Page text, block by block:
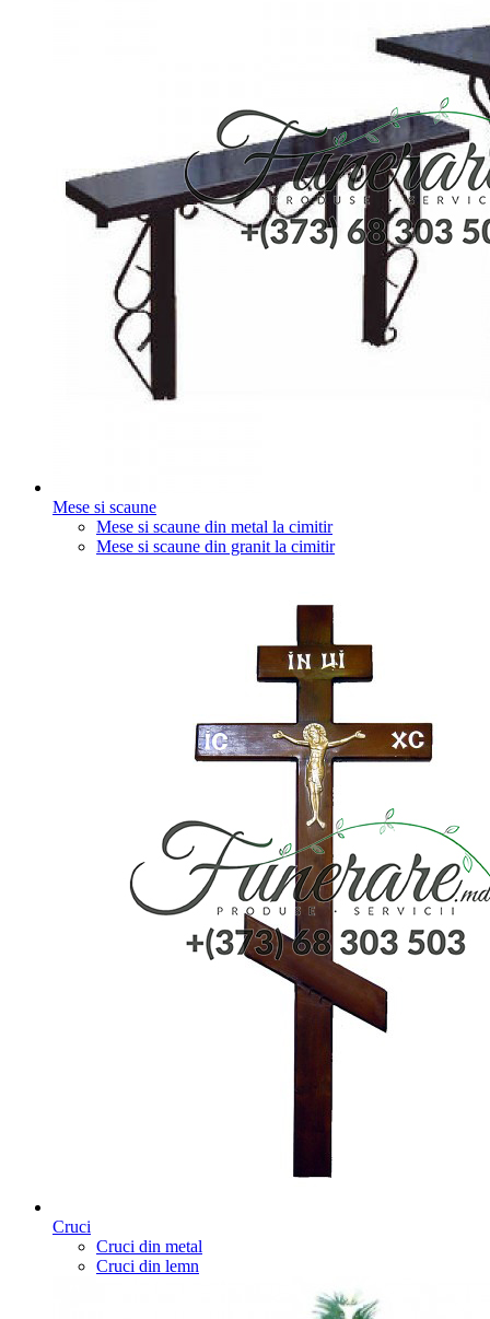
Mese si scaune
Mese si scaune din metal la cimitir
Mese si scaune din granit la cimitir
Cruci
Cruci din metal
Cruci din lemn